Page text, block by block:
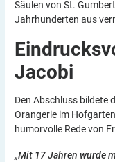
Säulen von St.
Jahrhunderten aus
Jacobi
Den Abschluss bildete
Orangerie im
humorvolle Rede von
„Mit 17 Jahren wurde